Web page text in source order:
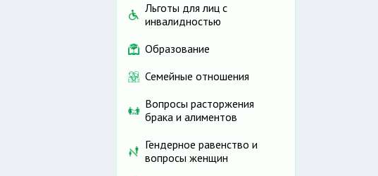
Льготы для лиц с
инвалидностью
Образование
Семейные отношения
Вопросы расторжения
брака и алиментов
Гендерное равенство и
вопросы женщин